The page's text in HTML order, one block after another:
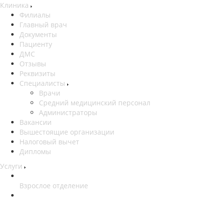
Клиника
Филиалы
Главный врач
Документы
Пациенту
ДМС
Отзывы
Реквизиты
Специалисты
Врачи
Средний медицинский персонал
Администраторы
Вакансии
Вышестоящие организации
Налоговый вычет
Дипломы
Услуги
Взрослое отделение